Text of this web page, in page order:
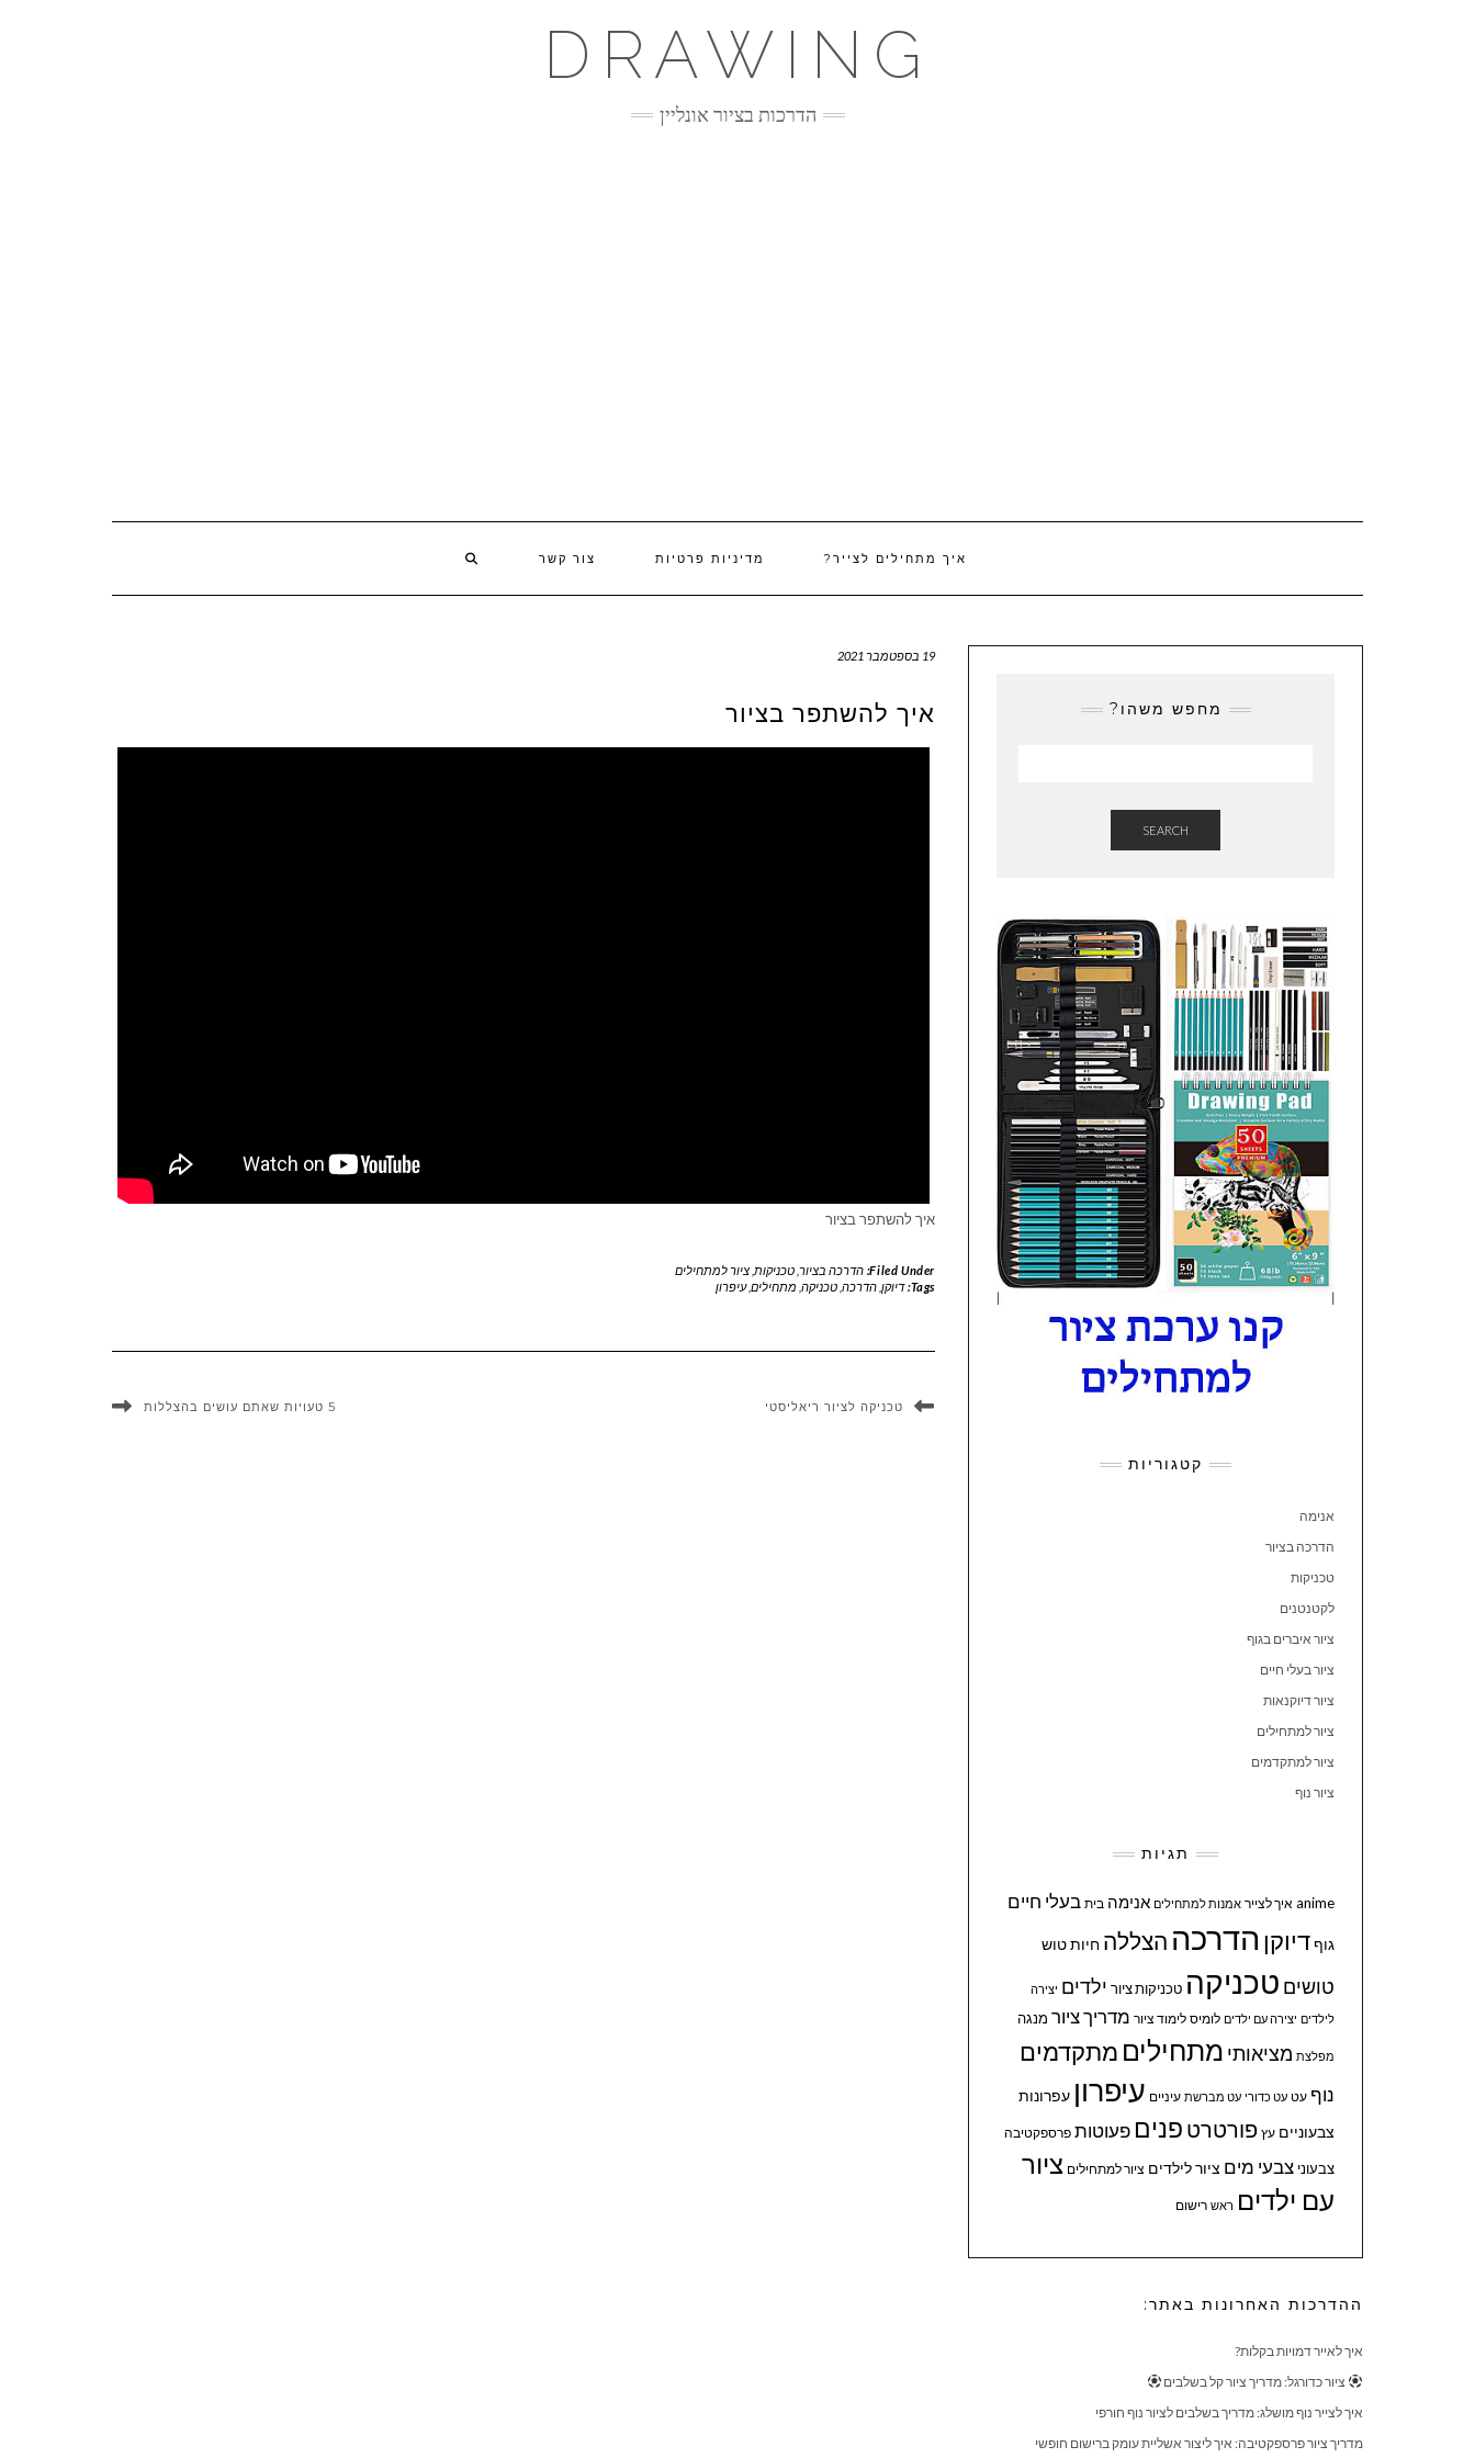
DRAWING
הדרכות בציור אונליין
איך מתחילים לצייר? מדיניות פרטיות צור קשר
19 בספטמבר 2021
איך להשתפר בציור
איך להשתפר בציור
Filed Under: הדרכה בציור, טכניקות ציור למתחילים
Tags: דיוקן, הדרכה, טכניקה, מתחילים,עיפרון
טכניקה לציור ריאליסטי 5 טעויות שאתם עושים בהצללות
מחפש משהו?
SEARCH
קטגוריות
אנימה
הדרכה בציור
טכניקות
לקטנטנים
ציור איברים בגוף
ציור בעלי חיים
ציור דיוקנאות
ציור למתחילים
ציור למתקדמים
ציור נוף
תגיות
anime איך לצייר אמנות למתחילים אנימה בית בעלי חיים
גוףדיוקן הדרכה הצללה חיותטוש
טושים טכניקה טכניקות ציור ילדים יצירה
לילדים יצירה עם ילדים לומיס לימוד ציור מדריך ציור מנגה
מפלצת מציאותי מתחילים מתקדמים
נוף עט עט כדורי עט מברשת עיניים עיפרון עפרונות
צבעוניים עץ פורטרט פנים פעוטות פרספקטיבה
צבעוני צבעי מים ציור לילדים ציור למתחילים ציור
עם ילדים ראש רישום
ההדרכות האחרונות באתר:
איך לאייר דמויות בקלות?
ציור כדורגל: מדריך ציור קל בשלבים
איך לצייר נוף מושלג: מדריך בשלבים לציור נוף חורפי
מדריך ציור פרספקטיבה: איך ליצור אשליית עומק ברישום חופשי